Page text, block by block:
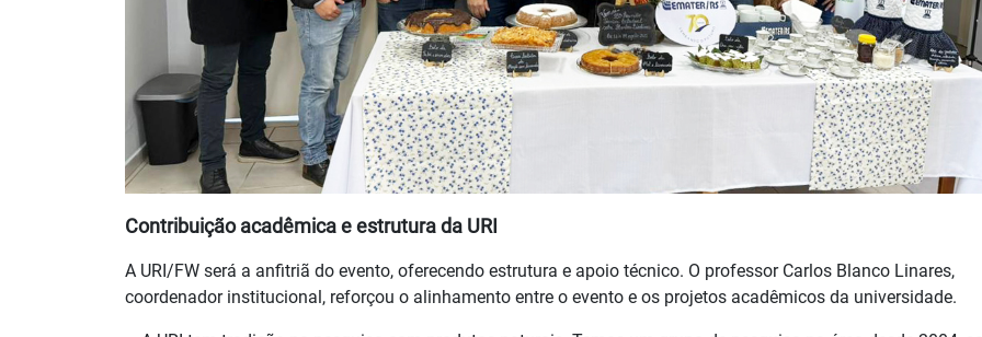
Contribuição acadêmica e estrutura da URI
A URI/FW será a anfitriã do evento, oferecendo estrutura e apoio técnico. O professor Carlos Blanco Linares,
coordenador institucional, reforçou o alinhamento entre o evento e os projetos acadêmicos da universidade.